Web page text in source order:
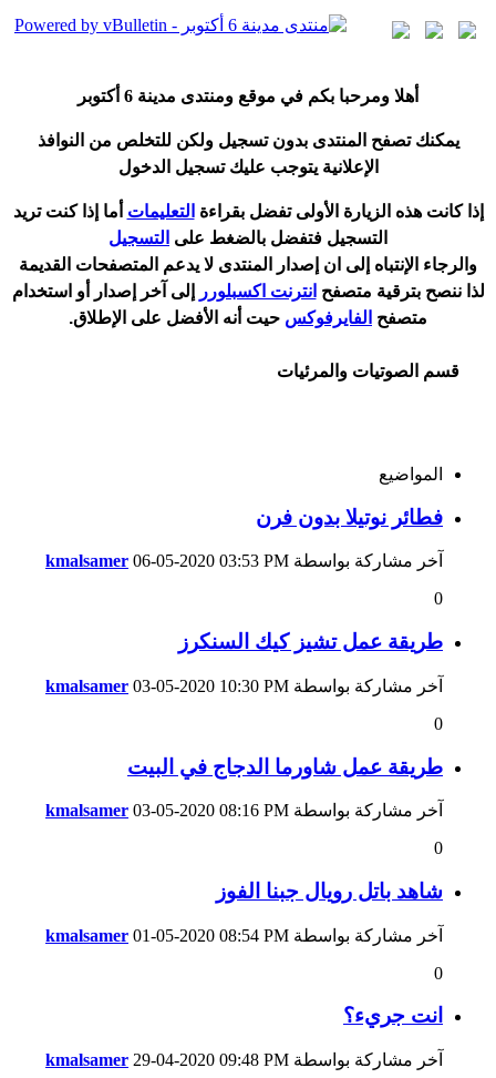
هلا ومرحبا بكم في موقع ومنتدى مدينة 6 أكتوبر
يمكنك تصفح المنتدى بدون تسجيل ولكن للتخلص من النوافذ
الإعلانية يتوجب عليك تسجيل الدخول
إذا كانت هذه الزيارة الأولى تفضل بقراءة التعليمات ما إذا كنت تريد
التسجيل فتفضل بالضغط على التسجيل
والرجاء الإنتباه إلى ان إصدار المنتدى لا يدعم المتصفحات القديمة
لذا ننصح بترقية متصفح انترنت اكسبلورر إلى آخر إصدار أو استخدام
متصفح الفايرفوكس حيت نه الأفضل على الإطلاق.
قسم الصوتيات والمرئيات
المواضيع
فطائر نوتيلا بدون فرن
آخر مشاركة بواسطة kmalsamer 06-05-2020 03:53 PM
0
طريقة عمل تشيز كيك السنكرز
آخر مشاركة بواسطة kmalsamer 03-05-2020 10:30 PM
0
طريقة عمل شاورما الدجاج في البيت
آخر مشاركة بواسطة kmalsamer 03-05-2020 08:16 PM
0
شاهد باتل رويال جبنا الفوز
آخر مشاركة بواسطة kmalsamer 01-05-2020 08:54 PM
0
انت جريء؟
آخر مشاركة بواسطة kmalsamer 29-04-2020 09:48 PM